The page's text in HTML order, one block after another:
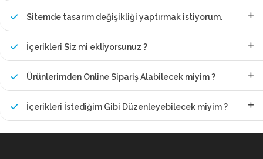
Sitemde tasarım değişikliği yaptırmak istiyorum.
İçerikleri Siz mi ekliyorsunuz ?
Ürünlerimden Online Sipariş Alabilecek miyim ?
İçerikleri İstediğim Gibi Düzenleyebilecek miyim ?